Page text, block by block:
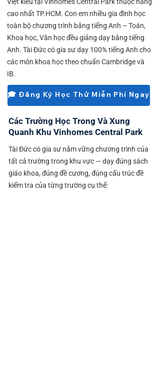
cao nhất TP.HCM. Con em nhiều gia đình học
toàn bộ chương trình bằng tiếng Anh – Toán,
Khoa học, Văn học đều giảng dạy bằng tiếng
Anh. Tài Đức có gia sư dạy 100% tiếng Anh cho
các môn khoa học theo chuẩn Cambridge và
IB.
🎓 Đăng Ký Học Thử Miễn Phí Ngay
Các Trường Học Trong Và Xung
Quanh Khu Vinhomes Central Park
Tài Đức có gia sư nắm vững chương trình của
tất cả trường trong khu vực — dạy đúng sách
giáo khoa, đúng đề cương, đúng cấu trúc đề
kiểm tra của từng trường cụ thể: